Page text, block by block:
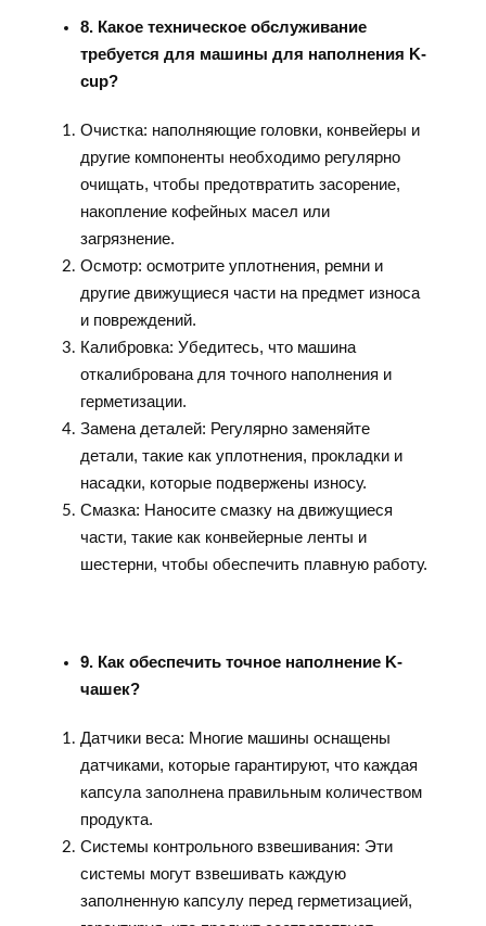
8. Какое техническое обслуживание
требуется для машины для наполнения K-
cup?
Очистка: наполняющие головки, конвейеры и
другие компоненты необходимо регулярно
очищать, чтобы предотвратить засорение,
накопление кофейных масел или
загрязнение.
Осмотр: осмотрите уплотнения, ремни и
другие движущиеся части на предмет износа
и повреждений.
Калибровка: Убедитесь, что машина
откалибрована для точного наполнения и
герметизации.
Замена деталей: Регулярно заменяйте
детали, такие как уплотнения, прокладки и
насадки, которые подвержены износу.
Смазка: Наносите смазку на движущиеся
части, такие как конвейерные ленты и
шестерни, чтобы обеспечить плавную работу.
9. Как обеспечить точное наполнение K-
чашек?
Датчики веса: Многие машины оснащены
датчиками, которые гарантируют, что каждая
капсула заполнена правильным количеством
продукта.
Системы контрольного взвешивания: Эти
системы могут взвешивать каждую
заполненную капсулу перед герметизацией,